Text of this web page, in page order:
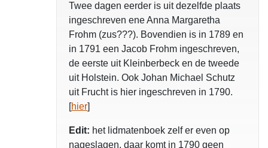
Twee dagen eerder is uit dezelfde plaats
ingeschreven ene Anna Margaretha
Frohm (zus???). Bovendien is in 1789 en
in 1791 een Jacob Frohm ingeschreven,
de eerste uit Kleinberbeck en de tweede
uit Holstein. Ook Johan Michael Schutz
uit Frucht is hier ingeschreven in 1790.
[hier]
Edit: het lidmatenboek zelf er even op
nageslagen, daar komt in 1790 geen